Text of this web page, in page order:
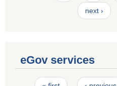
next ›
eGov services